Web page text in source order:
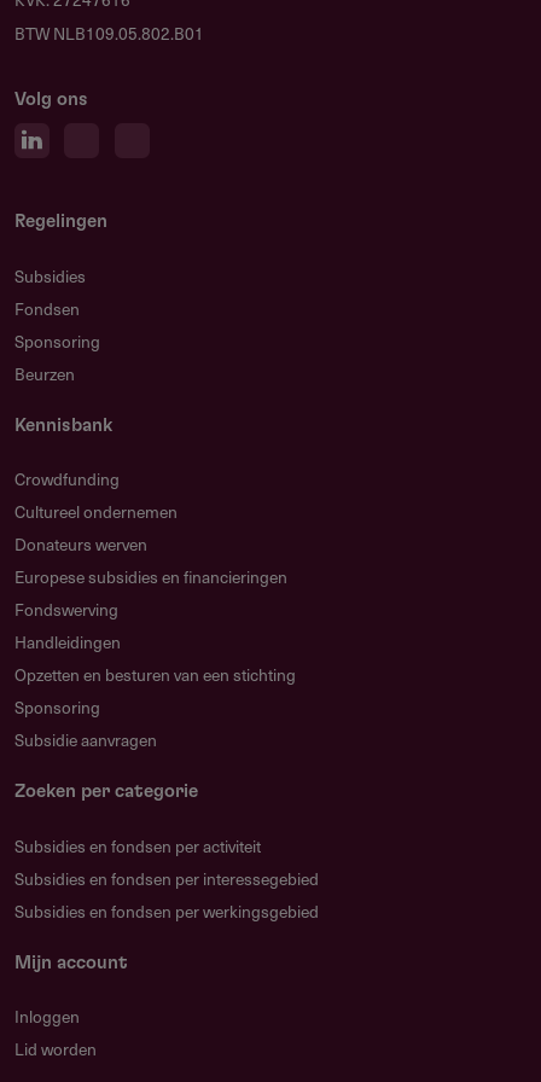
Gericht op neurodegeneratie bij dementie of alzheimer
Interview met opname is verplicht onderdeel van de
beoordeling
Restricties
fase)
Geen cofinanciering mogelijk via Alzheimer Nederland
PPS niet verplicht, wel sterk aangemoedigd
Subsidie
Subsidiebudget/subsidieplafond
In totaal is € 2.500.000 beschikbaar voor deze
Welk bedrag kun je aanvragen?
maximaal 12 maanden.
BTW NLB109.05.802.B01
Volg ons
Regelingen
Subsidies
Fondsen
Sponsoring
Beurzen
Kennisbank
Crowdfunding
Cultureel ondernemen
Donateurs werven
Europese subsidies en financieringen
Fondswerving
Handleidingen
Opzetten en besturen van een stichting
Sponsoring
Subsidie aanvragen
Zoeken per categorie
Subsidies en fondsen per activiteit
Subsidies en fondsen per interessegebied
Subsidies en fondsen per werkingsgebied
Mijn account
Inloggen
Lid worden